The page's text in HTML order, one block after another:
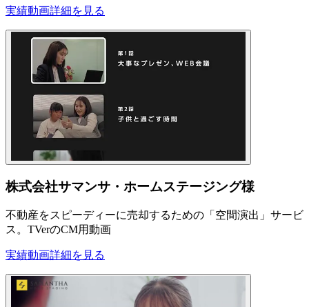
実績動画詳細を見る
株式会社サマンサ・ホームステージング様
不動産をスピーディーに売却するための「空間演出」サービ
ス。TVerのCM用動画
実績動画詳細を見る